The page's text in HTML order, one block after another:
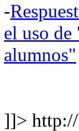
-
el uso
alumnos"
]]>